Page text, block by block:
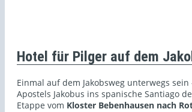
Hotel für Pilger auf dem
Einmal auf dem Jakobsweg unterwegs
Apostels Jakobus ins spanische Santiago
Etappe vom Kloster Bebenhausen nach